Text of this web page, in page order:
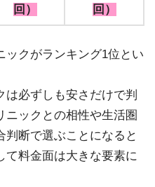
回）
回）
ックがランキング1位とい
は必ずしも安さだけで判
ニックとの相性や生活圏
判断で選ぶことになると
て料金面は大きな要素に